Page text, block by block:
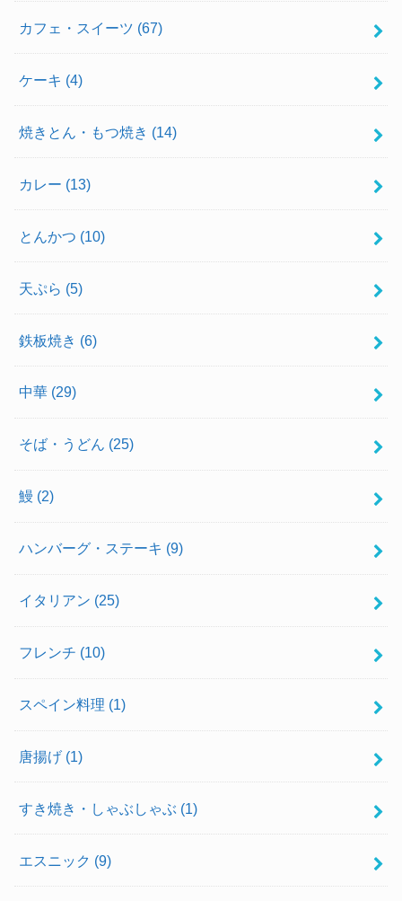
カフェ・スイーツ (67)
ケーキ (4)
焼きとん・もつ焼き (14)
カレー (13)
とんかつ (10)
天ぷら (5)
鉄板焼き (6)
中華 (29)
そば・うどん (25)
鰻 (2)
ハンバーグ・ステーキ (9)
イタリアン (25)
フレンチ (10)
スペイン料理 (1)
唐揚げ (1)
すき焼き・しゃぶしゃぶ (1)
エスニック (9)